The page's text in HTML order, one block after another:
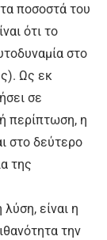
ποσοστά του
ότι το
στο
Ως εκ
σε
περίπτωση, η
στο δεύτερο
της
είναι η
την